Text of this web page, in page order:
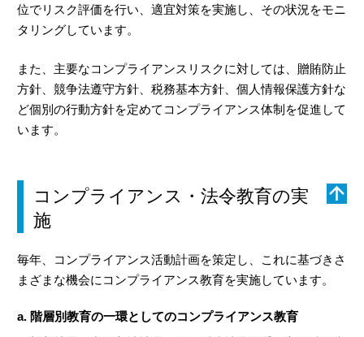
位でリスク評価を行い、適宜対策を実施し、その状況をモニ
タリングしています。
また、主要なコンプライアンスリスクに対しては、贈賄防止
方針、競争法遵守方針、税務基本方針、個人情報保護方針な
ど個別の行動方針を定めてコンプライアンス体制を促進して
います。
コンプライアンス・法令教育の実
施
毎年、コンプライアンス活動計画を策定し、これに基づきさ
まざまな機会にコンプライアンス教育を実施しています。
a. 階層別教育の一環としてのコンプライアンス教育